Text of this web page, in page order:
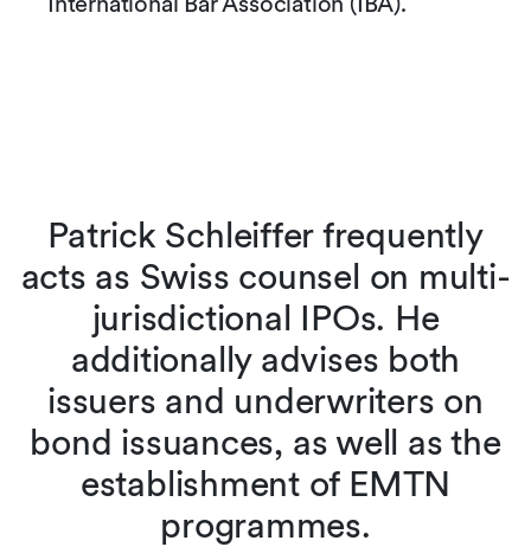
Patrick Schleiffer frequently
acts as Swiss counsel on multi-
jurisdictional IPOs. He
additionally advises both
issuers and underwriters on
bond issuances, as well as the
establishment of EMTN
programmes.